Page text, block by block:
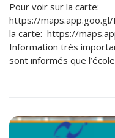
Pour voir sur la carte:
https://
la carte: https://
Information très
sont informés que